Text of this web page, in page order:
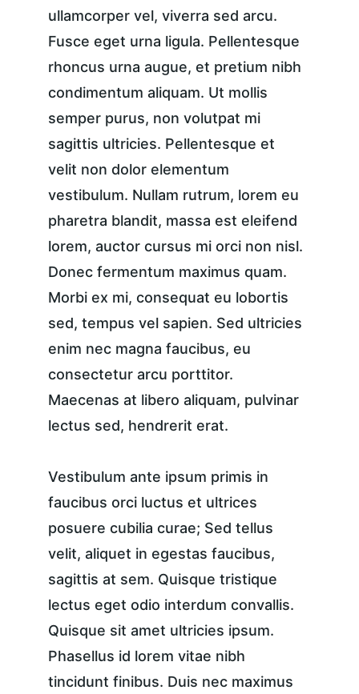
ullamcorper vel, viverra sed arcu.
Fusce eget urna ligula. Pellentesque
rhoncus urna augue, et pretium nibh
condimentum aliquam. Ut mollis
semper purus, non volutpat mi
sagittis ultricies. Pellentesque et
velit non dolor elementum
vestibulum. Nullam rutrum, lorem eu
pharetra blandit, massa est eleifend
lorem, auctor cursus mi orci non nisl.
Donec fermentum maximus quam.
Morbi ex mi, consequat eu lobortis
sed, tempus vel sapien. Sed ultricies
enim nec magna faucibus, eu
consectetur arcu porttitor.
Maecenas at libero aliquam, pulvinar
lectus sed, hendrerit erat.
Vestibulum ante ipsum primis in
faucibus orci luctus et ultrices
posuere cubilia curae; Sed tellus
velit, aliquet in egestas faucibus,
sagittis at sem. Quisque tristique
lectus eget odio interdum convallis.
Quisque sit amet ultricies ipsum.
Phasellus id lorem vitae nibh
tincidunt finibus. Duis nec maximus